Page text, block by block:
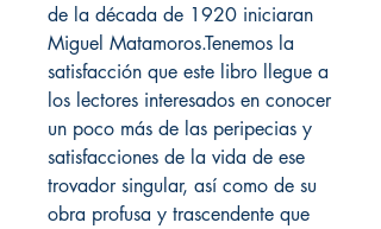
de la década de 1920 iniciaran
Miguel Matamoros.Tenemos la
satisfacción que este libro llegue a
los lectores interesados en conocer
un poco más de las peripecias y
satisfacciones de la vida de ese
trovador singular, así como de su
obra profusa y trascendente que